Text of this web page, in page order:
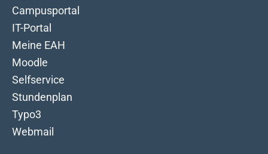
Campusportal
IT-Portal
Meine EAH
Moodle
Selfservice
Stundenplan
Typo3
Webmail